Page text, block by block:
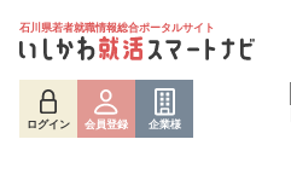
石川県若者就職情報総合ポータルサイト
ログイン 会員登録 企業様